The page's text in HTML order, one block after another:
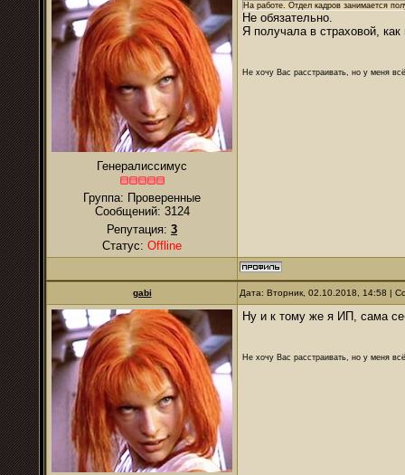
Генералиссимус
Группа: Проверенные
Сообщений: 3124
Репутация: 3
Статус: Offline
На работе. Отдел кадров занимается
Не обязательно.
Я получала в страховой, как
Не хочу Вас расстраивать, но у меня
gabi Дата: Вторник, 02.10.2018, 14:58 |
Ну и к тому же я ИП, сама
Не хочу Вас расстраивать, но у меня